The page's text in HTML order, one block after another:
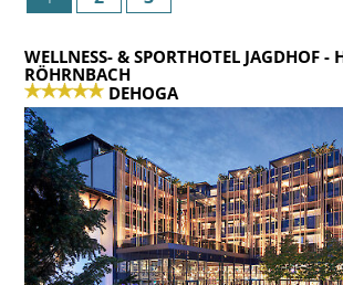
WELLNESS- & SPORTHOTEL JAGDHOF-
RÖHRNBACH
DEHOGA